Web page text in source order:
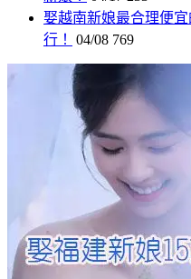
娶越南新娘最合理便
行！
04/08 769